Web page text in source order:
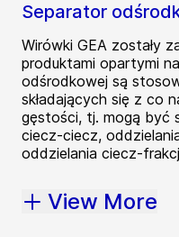
Separator
Wirówki GEA zostały
produktami opartymi
odśrodkowej są
składających się z co
gęstości, tj. mogą być
ciecz-ciecz,
oddzielania ciecz-
View More